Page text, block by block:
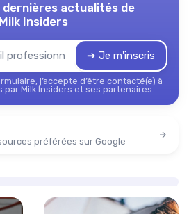
dernières actualités de
Milk Insiders
➔ Je m'inscris
j’accepte d’être contacté(e) à
par Milk Insiders et ses partenaires.
préférées sur Google